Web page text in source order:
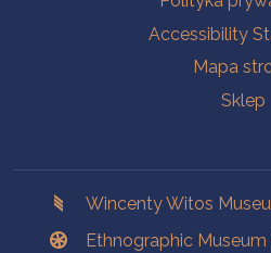
Accessibility
Mapa
Sklep
Wincenty Witos
Ethnographic Museum